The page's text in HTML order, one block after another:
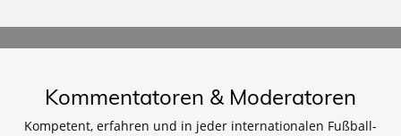
Kommentatoren & Moderatoren
Kompetent, erfahren und in jeder internationalen Fußball-